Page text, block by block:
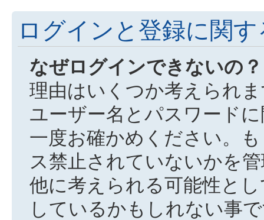
ログインと登録に関
なぜログインできないの？
理由はいくつか考えられ
ユーザー名とパスワード
一度お確かめください。
ス禁止されていないかを
他に考えられる可能性と
しているかもしれない事